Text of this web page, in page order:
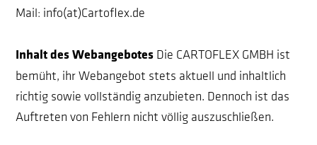
Mail: info(at)Cartoflex.de
Inhalt des Webangebotes Die CARTOFLEX GMBH ist
bemüht, ihr Webangebot stets aktuell und inhaltlich
richtig sowie vollständig anzubieten. Dennoch ist das
Auftreten von Fehlern nicht völlig auszuschließen.